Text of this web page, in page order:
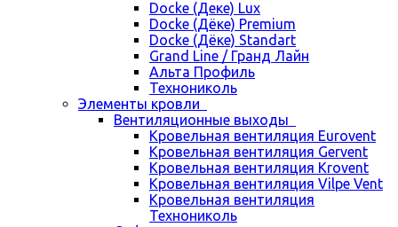
Docke (Деке) Lux
Docke (Дёке) Premium
Docke (Дёке) Standart
Grand Line / Гранд Лайн
Альта Профиль
Технониколь
Элементы кровли
Вентиляционные выходы
Кровельная вентиляция Eurovent
Кровельная вентиляция Gervent
Кровельная вентиляция Krovent
Кровельная вентиляция Vilpe Vent
Кровельная вентиляция
Технониколь